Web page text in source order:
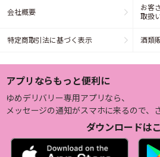
会社概要
お客
取扱
特定商取引法に基づく表示 酒類
アプリならもっと便利に
ゆめデリバリー専用アプリなら、
メッセージの通知がスマホに来るので、
ダウンロードは